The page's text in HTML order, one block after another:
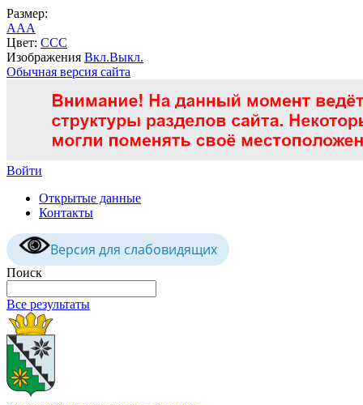
Размер:
AAA
Цвет: CCC
Изображения Вкл.Выкл.
Обычная версия сайта
Войти
Открытые данные
Контакты
Версия для слабовидящих
Поиск
Все результаты